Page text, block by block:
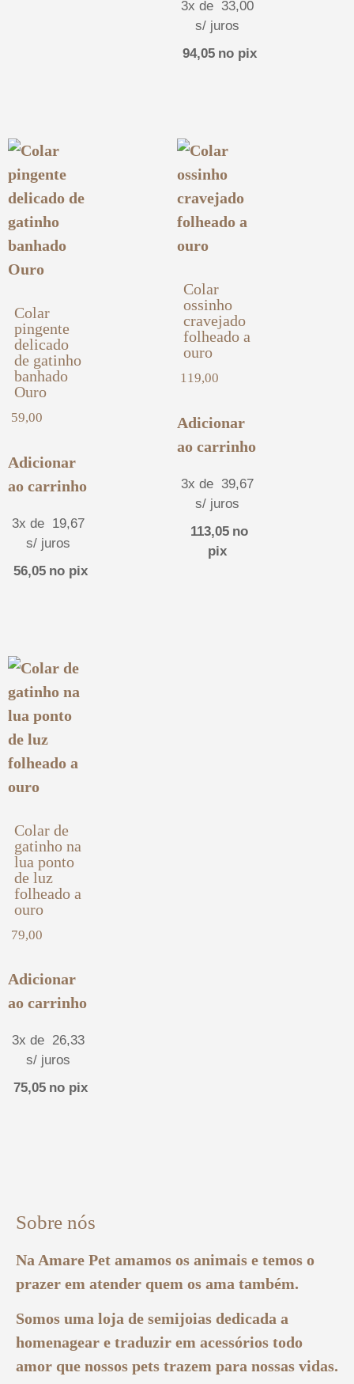
3x de 33,00
s/ juros
94,05 no pix
Colar
pingente
delicado
de gatinho
banhado
Ouro
59,00
Adicionar
ao carrinho
3x de 19,67
s/ juros
56,05 no pix
Colar
ossinho
cravejado
folheado a
ouro
119,00
Adicionar
ao carrinho
3x de 39,67
s/ juros
113,05 no
pix
Colar de
gatinho na
lua ponto
de luz
folheado a
ouro
79,00
Adicionar
ao carrinho
3x de 26,33
s/ juros
75,05 no pix
Sobre nós
Na Amare Pet amamos os animais e temos o
prazer em atender quem os ama também.
Somos uma loja de semijoias dedicada a
homenagear e traduzir em acessórios todo
amor que nossos pets trazem para nossas vidas.